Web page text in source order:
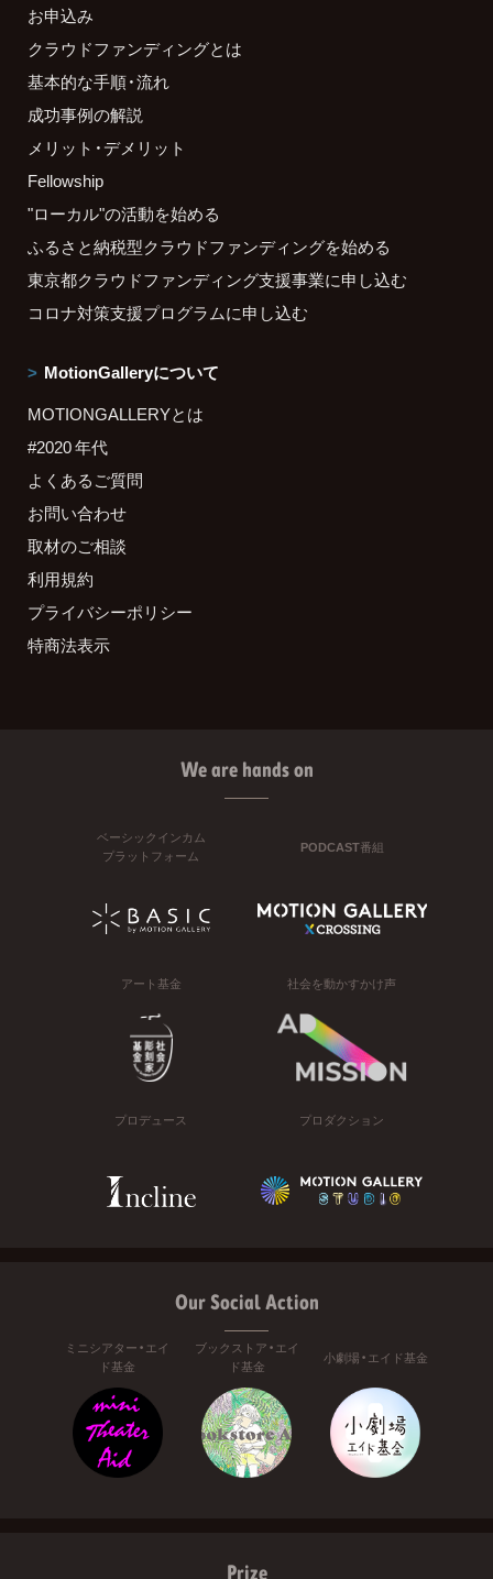
お申込み
クラウドファンディングとは
基本的な手順・流れ
成功事例の解説
メリット・デメリット
Fellowship
"ローカル"の活動を始める
ふるさと納税型クラウドファンディングを始める
東京都クラウドファンディング支援事業に申し込む
コロナ対策支援プログラムに申し込む
MotionGalleryについて
MOTIONGALLERYとは
#2020 年代
よくあるご質問
お問い合わせ
取材のご相談
利用規約
プライバシーポリシー
特商法表示
We are hands on
ベーシックインカム
プラットフォーム
PODCAST番組
アート基金 社会を動かすかけ声
プロデュース プロダクション
Our Social Action
ミニシアター・エイ
ド基金
ブックストア・エイ
ド基金
小劇場・エイド基金
Prize